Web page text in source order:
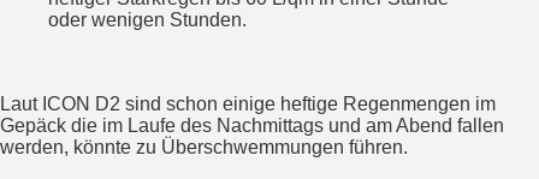
oder wenigen Stunden.
Laut ICON D2 sind schon einige heftige Regenmengen im
Gepäck die im Laufe des Nachmittags und am Abend fallen
werden, könnte zu Überschwemmungen führen.